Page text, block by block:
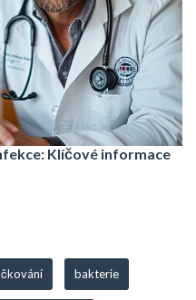
Klíčové informace
bakterie